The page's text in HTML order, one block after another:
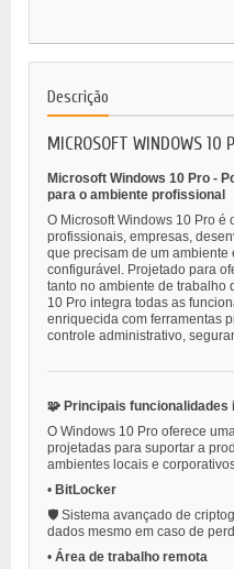
Descrição
MICROSOFT WINDOWS 10
Microsoft Windows 10 Pro -
para o ambiente profissional
O Microsoft Windows 10 Pro
profissionais, empresas,
que precisam de um ambiente
configurável. Projetado para
tanto no ambiente de trabalho
10 Pro integra todas as
enriquecida com ferramentas
controle administrativo,
🧩 Principais funcionalidades
O Windows 10 Pro oferece
projetadas para suportar a
ambientes locais e
• BitLocker
🛡️ Sistema avançado de
dados mesmo em caso de
• Área de trabalho remota